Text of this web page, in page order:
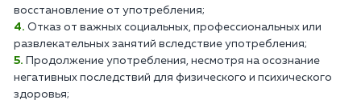
восстановление от употребления;
Отказ от важных социальных, профессиональных или
развлекательных занятий вследствие употребления;
Продолжение употребления, несмотря на осознание
негативных последствий для физического и психического
здоровья;